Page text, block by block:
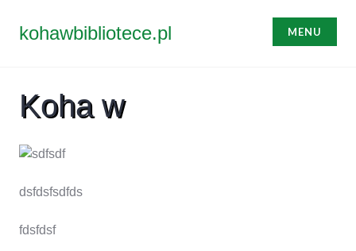
kohawbibliotece.pl MENU
Koha w
dsfdsfsdfds
fdsfdsf